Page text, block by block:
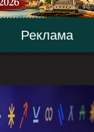
Реклама